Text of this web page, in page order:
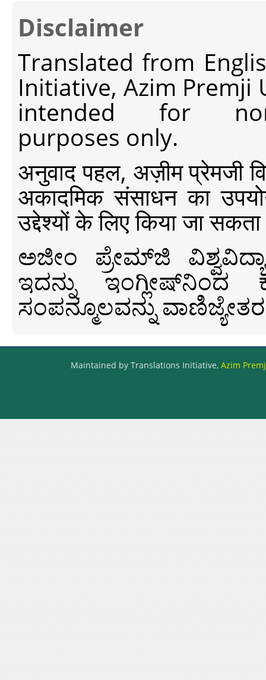
Disclaimer
Translated from
Initiative, Azim Premji
intended for non-
purposes only.
अनुवाद पहल, अज़ीम प्रेमजी
अकादमिक संसाधन का
उद्देश्यों के लिए किया जा
ಅಜೀಂ ಪ್ರೇಮ್‍ಜಿ
ಇದನ್ನು ಇಂಗ್ಲೀಷ್‍ನಿಂದ
ಸಂಪನ್ಮೂಲವನ್ನು
Maintained by Translations Initiative, Azim